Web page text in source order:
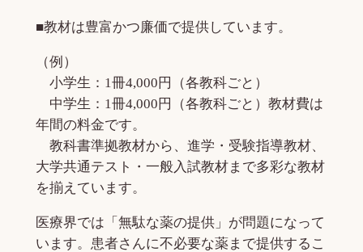
■教材は豊富かつ廉価で提供しています。
（例）
小学生：1冊4,000円（各教科ごと）
中学生：1冊4,000円（各教科ごと）教材費は
年間の料金です。
教科書準拠教材から、進学・受験指導教材、
大学共通テスト・一般入試教材まで多彩な教材
を揃えています。
医療界では「無駄な薬の提供」が問題になって
います。患者さんに不必要な薬まで提供するこ